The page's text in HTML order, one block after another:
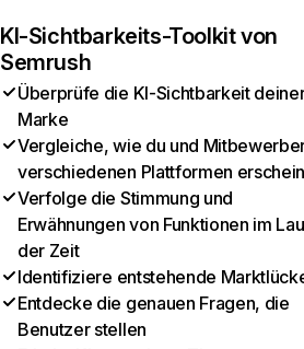
KI-Sichtbarkeits-Toolkit von
Semrush
Überprüfe die KI-Sichtbarkeit
Marke
Vergleiche, wie du und
verschiedenen Plattformen
Verfolge die Stimmung und
Erwähnungen von Funktionen im
der Zeit
Identifiziere entstehende
Entdecke die genauen Fragen, die
Benutzer stellen